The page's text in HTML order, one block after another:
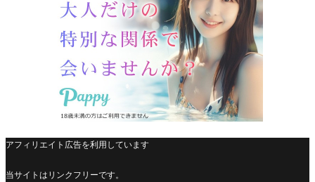
アフィリエイト広告を利用しています
当サイトはリンクフリーです。